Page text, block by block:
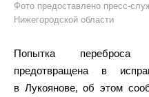
Фото предоставлено пресс-
Нижегородской области
Попытка переброса
предотвращена в
в Лукоянове, об этом